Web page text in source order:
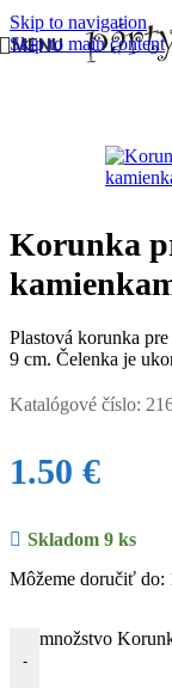
Skip to navigation
Skip to main content
MENU
DETSKÁ
Korunka
Plastová korunka
9 cm. Čelenka je
Katalógové číslo:
1.50 €
Skladom 9 ks
Môžeme doručiť do:
-
množstvo